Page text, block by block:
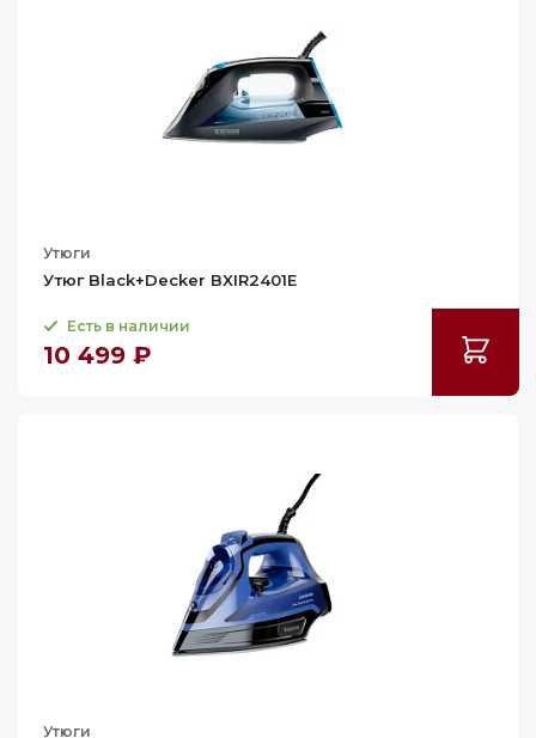
Утюги
Утюг Black+Decker BXIR2401E
Есть в наличии
10 499 ₽
Утюги